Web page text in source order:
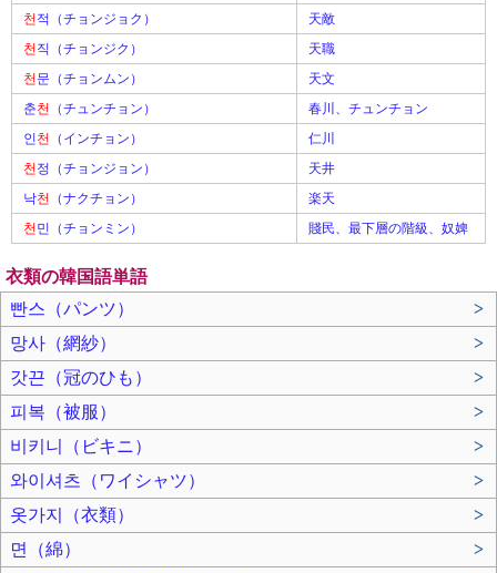
천적（チョンジョク）
天敵
천직（チョンジク）
天職
천문（チョンムン）
天文
춘천 （チュンチョン）
春川、チュンチョン
인천 （インチョン）
仁川
천정（チョンジョン）
天井
낙천 （ナクチョン）
楽天
천민（チョンミン） 賤民、最下層の階級、奴婢
衣類の韓国語単語
빤스（パンツ）
>
망사（網紗）
>
갓끈（冠のひも）
>
피복（被服）
>
비키니（ビキニ）
>
와이셔츠（ワイシャツ）
>
옷가지（衣類）
>
면（綿）
>